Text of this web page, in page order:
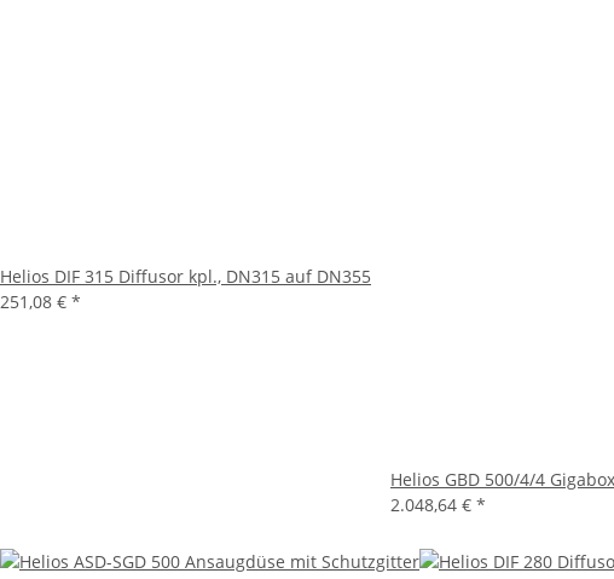
Helios DIF 315 Diffusor kpl., DN315 auf DN355
251,08 € *
Helios GBD 500/4/4
2.048,64 € *